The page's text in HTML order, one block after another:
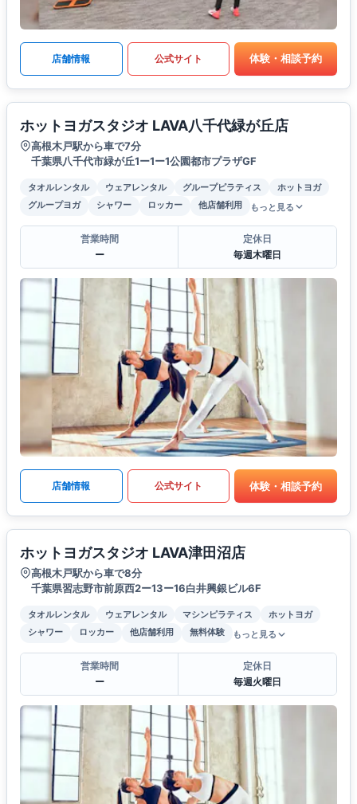
店舗情報 公式サイト 体験・相談予約
ホットヨガスタジオ LAVA八千代緑が丘店
高根木戸駅から車で7分
千葉県八千代市緑が丘1ー1ー1公園都市プラザGF
タオルレンタル ウェアレンタル グループピラティス
ホットヨガ
グループヨガ
シャワー ロッカー 他店舗利用 もっと見る
営業時間
ー
定休日
毎週木曜日
店舗情報 公式サイト 体験・相談予約
ホットヨガスタジオ LAVA津田沼店
高根木戸駅から車で8分
千葉県習志野市前原西2ー13ー16白井興銀ビル6F
タオルレンタル ウェアレンタル マシンピラティス
ホットヨガ
シャワー
ロッカー 他店舗利用 無料体験 もっと見る
営業時間
ー
定休日
毎週火曜日